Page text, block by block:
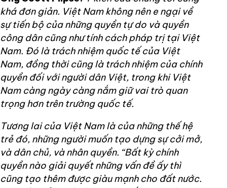
khá đơn giản. Việt Nam không nên e ngại về
sự tiến bộ của những quyền tự do và quyền
công dân cũng như tính cách pháp trị tại Việt
Nam. Đó là trách nhiệm quốc tế của Việt
Nam, đồng thời cũng là trách nhiệm của chính
quyền đối với người dân Việt, trong khi Việt
Nam càng ngày càng nắm giữ vai trò quan
trọng hơn trên trường quốc tế.
Tương lai của Việt Nam là của những thế hệ
trẻ đó, những người muốn tạo dựng sự cởi mở,
và dân chủ, và nhân quyền. “Bất kỳ chính
quyền nào giải quyết những vấn đề ấy thì
cũng tạo thêm được giàu mạnh cho đất nước.